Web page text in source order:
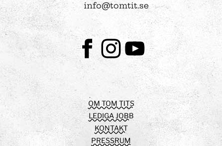
info@tomtit.se
FacebookInstagramYoutube
OM TOM TITS
LEDIGA JOBB
KONTAKT
PRESSRUM